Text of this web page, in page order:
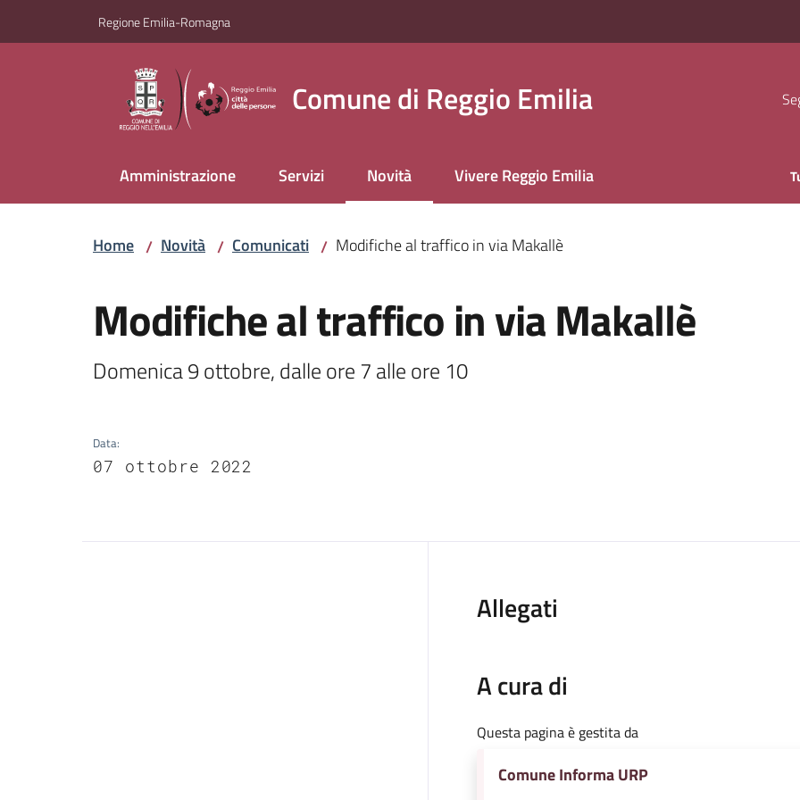
Regione Emilia-Romagna
Comune di Reggio Emilia
Amministrazione Servizi Novità
Menu selezionatoVivere Reggio Emilia
Home / Novità / Comunicati / Modifiche al traffico in via Makallè
Modifiche al traffico in via Makallè
Domenica 9 ottobre, dalle ore 7 alle ore 10
Data:
07 ottobre 2022
Allegati
A cura di
Questa pagina è gestita da
Comune Informa URP